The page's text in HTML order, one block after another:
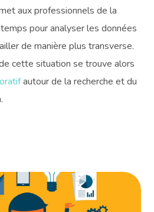
aux professionnels de la
pour analyser les données
de manière plus transverse.
cette situation se trouve alors
autour de la recherche et du